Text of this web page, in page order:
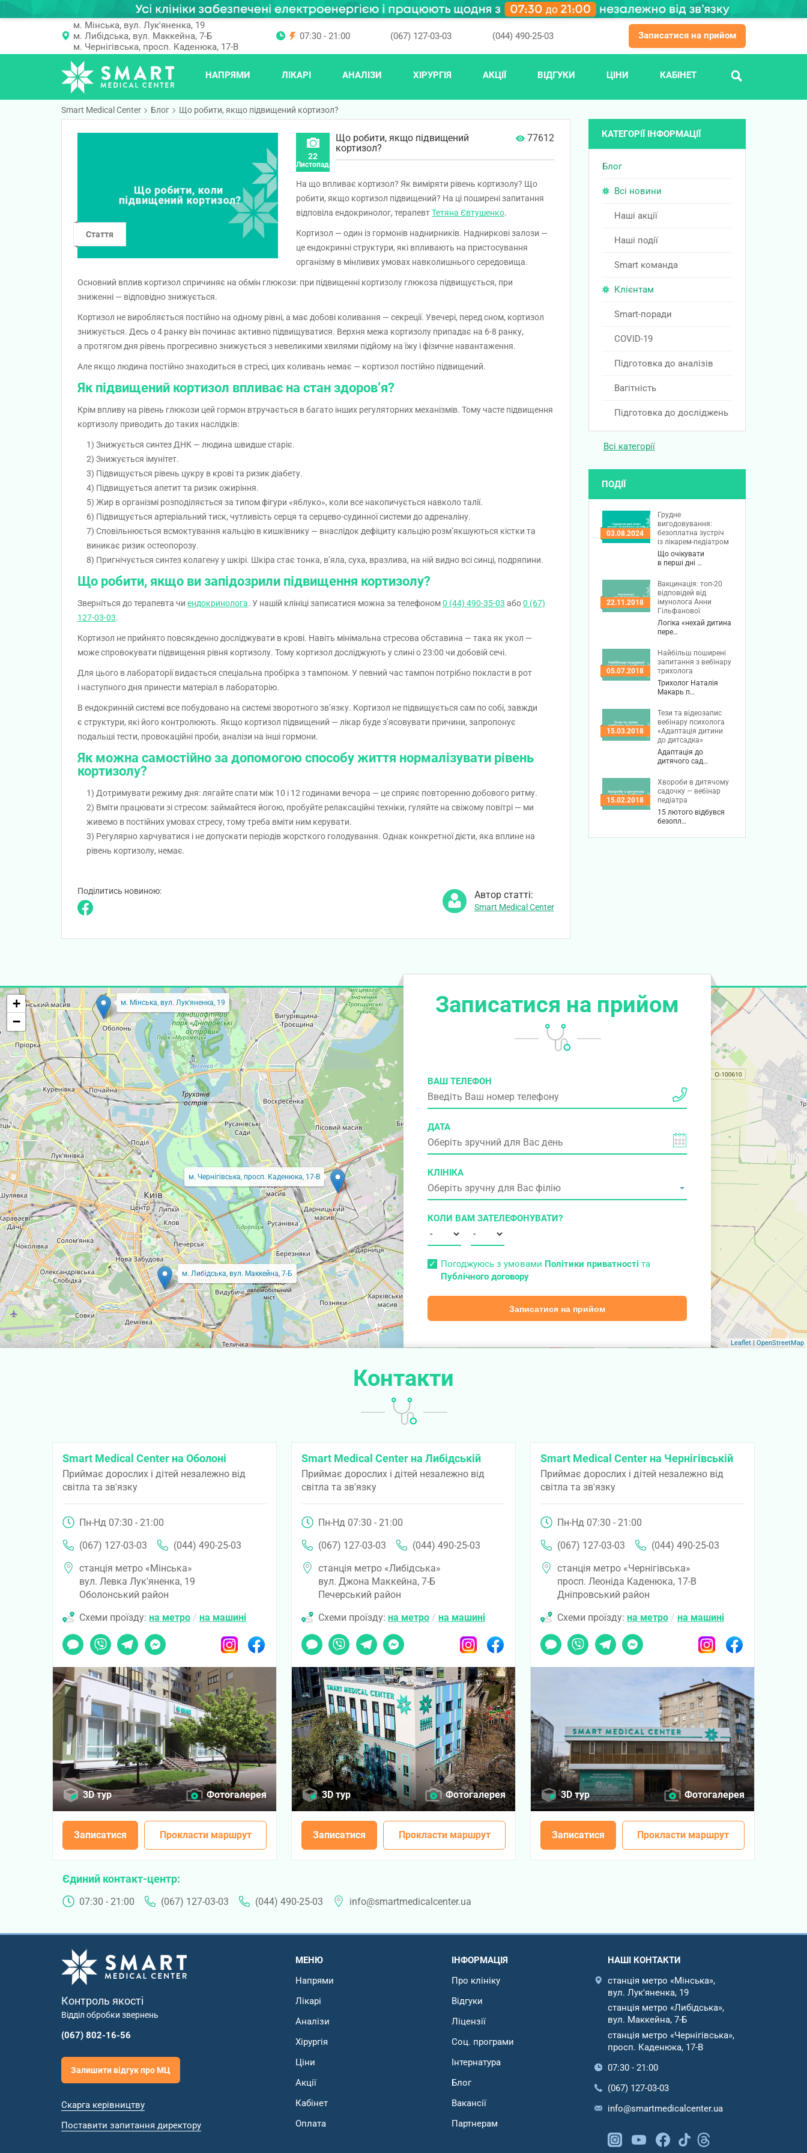
ПОШУК
м. Мінська, вул. Лук'яненка, 19
м. Либідська, вул. Маккейна, 7-Б
м. Чернігівська, просп. Каденюка, 17-В
07:30 - 21:00 (067) 127-03-03 (044) 490-25-03 Записатися на прийом
НАПРЯМИ ЛІКАРІ АНАЛІЗИ ХІРУРГІЯ АКЦІЇ ВІДГУКИ ЦІНИ КАБІНЕТ
Smart Medical Center Блог Що робити, якщо підвищений кортизол?
Стаття
22
Листопада
77612
Що робити, якщо підвищений
кортизол?
На що впливає кортизол? Як виміряти рівень кортизолу? Що
робити, якщо кортизол підвищений? На ці поширені запитання
відповіла ендокринолог, терапевтТетяна Євтушенко.
Кортизол — один із гормонів наднирників. Надниркові залози —
це ендокринні структури, які впливають на пристосування
організму в мінливих умовах навколишнього середовища.
Основний вплив кортизол спричиняє на обмін глюкози: при підвищенні кортизолу глюкоза підвищується, при
зниженні — відповідно знижується.
Кортизол не виробляється постійно на одному рівні, а має добові коливання — секреції. Увечері, перед сном, кортизол
знижується. Десь о 4 ранку він починає активно підвищуватися. Верхня межа кортизолу припадає на 6-8 ранку,
а протягом дня рівень прогресивно знижується з невеликими хвилями підйому на їжу і фізичне навантаження.
Але якщо людина постійно знаходиться в стресі, цих коливань немає — кортизол постійно підвищений.
Як підвищений кортизол впливає на стан здоров’я?
Крім впливу на рівень глюкози цей гормон втручається в багато інших регуляторних механізмів. Тому часте підвищення
кортизолу приводить до таких наслідків:
Знижується синтез ДНК — людина швидше старіє.
Знижується імунітет.
Підвищується рівень цукру в крові та ризик діабету.
Підвищується апетит та ризик ожиріння.
Жир в організмі розподіляється за типом фігури «яблуко», коли все накопичується навколо талії.
Підвищується артеріальний тиск, чутливість серця та серцево-судинної системи до адреналіну.
Сповільнюється всмоктування кальцію в кишківнику — внаслідок дефіциту кальцію розм’якшуються кістки та
виникає ризик остеопорозу.
Пригнічується синтез колагену у шкірі. Шкіра стає тонка, в’яла, суха, вразлива, на ній видно всі синці, подряпини.
Що робити, якщо ви запідозрили підвищення кортизолу?
Зверніться до терапевта чи ендокринолога. У нашій клініці записатися можна за телефоном0 (44) 490-35-03 або0 (67)
127-03-03.
Кортизол не прийнято повсякденно досліджувати в крові. Навіть мінімальна стресова обставина — така як укол —
може спровокувати підвищення рівня кортизолу. Тому кортизол досліджують у слині о 23:00 чи добовій сечі.
Для цього в лабораторії видається спеціальна пробірка з тампоном. У певний час тампон потрібно покласти в рот
і наступного дня принести матеріал в лабораторію.
В ендокринній системі все побудовано на системі зворотного зв’язку. Кортизол не підвищується сам по собі, завжди
є структури, які його контролюють. Якщо кортизол підвищений — лікар буде з’ясовувати причини, запропонує
подальші тести, провокаційні проби, аналізи на інші гормони.
Як можна самостійно за допомогою способу життя нормалізувати рівень
кортизолу?
Дотримувати режиму дня: лягайте спати між 10 і 12 годинами вечора — це сприяє повторенню добового ритму.
Вміти працювати зі стресом: займайтеся йогою, пробуйте релаксаційні техніки, гуляйте на свіжому повітрі — ми
живемо в постійних умовах стресу, тому треба вміти ним керувати.
Регулярно харчуватися і не допускати періодів жорсткого голодування. Однак конкретної дієти, яка вплине на
рівень кортизолу, немає.
Поділитись новиною: Автор статті:
Smart Medical Center
КАТЕГОРІЇ ІНФОРМАЦІЇ
Блог
Всі новини
Наші акції
Наші події
Smart команда
Клієнтам
Smart-поради
COVID-19
Підготовка до аналізів
Вагітність
Підготовка до досліджень
Всі категорії
ПОДІЇ
03.08.2024
Грудне
вигодовування:
безоплатна зустріч
із лікарем-педіатром
Що очікувати
в перші дні …
22.11.2018
Вакцинація: топ-20
відповідей від
імунолога Анни
Гільфанової
Логіка «нехай дитина
пере…
05.07.2018
Найбільш поширені
запитання з вебінару
трихолога
Трихолог Наталія
Макарь п…
15.03.2018
Тези та відеозапис
вебінару психолога
«Адаптація дитини
до дитсадка»
Адаптація до
дитячого сад…
15.02.2018
Хвороби в дитячому
садочку — вебінар
педіатра
15 лютого відбувся
безопл…
Записатися на прийом
ВАШ ТЕЛЕФОН
ДАТА
КЛІНІКА
КОЛИ ВАМ ЗАТЕЛЕФОНУВАТИ?
Погоджуюсь з умовами Політики приватності та
Публічного договору
Записатися на прийом
м. Мінська, вул. Лук'яненка, 19
м. Либідська, вул. Маккейна, 7-Б
м. Чернігівська, просп. Каденюка, 17-В
+
−
Leaflet | OpenStreetMap
Контакти
Smart Medical Center на Оболоні
Приймає дорослих і дітей незалежно від
світла та зв'язку
Пн-Нд 07:30 - 21:00
(067) 127-03-03
(044) 490-25-03
станція метро «Мінська»
вул. Левка Лук'яненка, 19
Оболонський район
Схеми проїзду: на метро / на машині
Чат Viber TelegramMessenger InstagramFacebook
3D тур Фотогалерея
Записатися Прокласти маршрут
Smart Medical Center на Либідській
Приймає дорослих і дітей незалежно від
світла та зв'язку
Пн-Нд 07:30 - 21:00
(067) 127-03-03
(044) 490-25-03
станція метро «Либідська»
вул. Джона Маккейна, 7-Б
Печерський район
Схеми проїзду: на метро/ на машині
Чат Viber TelegramMessenger InstagramFacebook
3D тур Фотогалерея
Записатися Прокласти маршрут
Smart Medical Center на Чернігівській
Приймає дорослих і дітей незалежно від
світла та зв'язку
Пн-Нд 07:30 - 21:00
(067) 127-03-03
(044) 490-25-03
станція метро «Чернігівська»
просп. Леоніда Каденюка, 17-В
Дніпровський район
Схеми проїзду: на метро/ на машині
Чат Viber TelegramMessenger InstagramFacebook
3D тур Фотогалерея
Записатися Прокласти маршрут
Єдиний контакт-центр
07:30 - 21:00 (067) 127-03-03 (044) 490-25-03 info@smartmedicalcenter.ua
Контроль якості
Відділ обробки звернень
(067) 802-16-56
Залишити відгук про МЦ
Скарга керівництву
Поставити запитання директору
НАШІ КОНТАКТИ
станція метро «Мінська»,
вул. Лук'яненка, 19
станція метро «Либідська»,
вул. Маккейна, 7-Б
станція метро «Чернігівська»,
просп. Каденюка, 17-В
07:30 - 21:00
(067) 127-03-03
info@smartmedicalcenter.ua
МЕНЮ
Напрями
Лікарі
Аналізи
Хірургія
Ціни
Акції
Кабінет
Оплата
ІНФОРМАЦІЯ
Про клініку
Відгуки
Ліцензії
Соц. програми
Інтернатура
Блог
Вакансії
Партнерам